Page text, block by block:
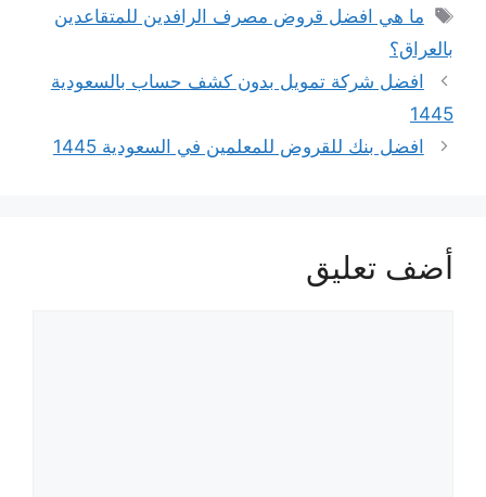
الوسوم
ما هي افضل قروض مصرف الرافدين للمتقاعدين
بالعراق؟
افضل شركة تمويل بدون كشف حساب بالسعودية
1445
افضل بنك للقروض للمعلمين في السعودية 1445
أضف تعليق